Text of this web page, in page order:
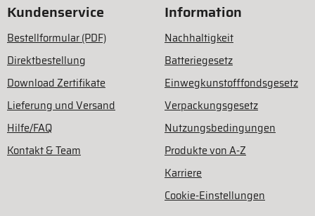
Kundenservice
Bestellformular (PDF)
Direktbestellung
Download Zertifikate
Lieferung und Versand
Hilfe/FAQ
Kontakt & Team
Information
Nachhaltigkeit
Batteriegesetz
Einwegkunstofffondsgesetz
Verpackungsgesetz
Nutzungsbedingungen
Produkte von A-Z
Karriere
Cookie-Einstellungen